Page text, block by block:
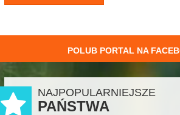
POLUB PORTAL NA
NAJPOPULARNIEJSZE
PAŃSTWA